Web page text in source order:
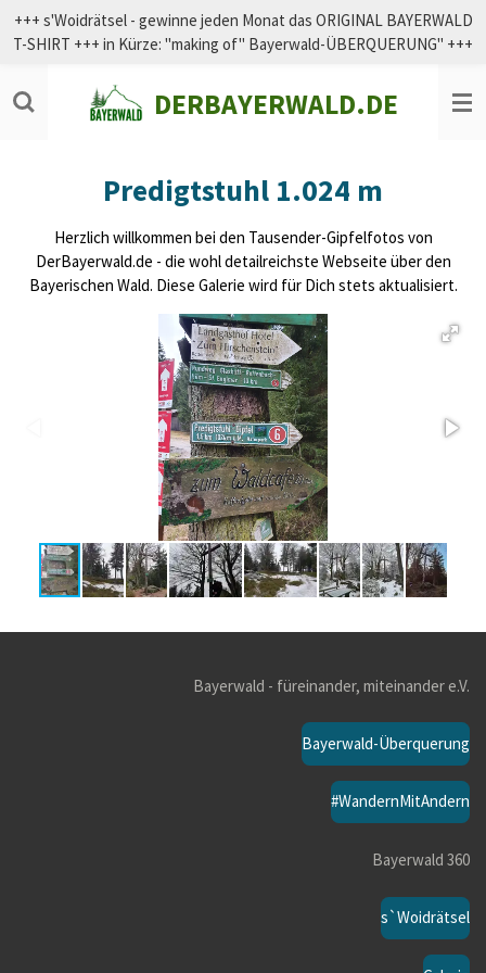
Zum
Hauptinhalt
DERBAYERWALD.DE
+++ s'Woidrätsel - gewinne jeden Monat das ORIGINAL BAYERWALD
T-SHIRT +++ in Kürze: "making of" Bayerwald-ÜBERQUERUNG" +++
Predigtstuhl 1.024 m
Herzlich willkommen bei den Tausender-Gipfelfotos von
DerBayerwald.de - die wohl detailreichste Webseite über den
Bayerischen Wald. Diese Galerie wird für Dich stets aktualisiert.
Bayerwald - füreinander, miteinander e.V.
Bayerwald-Überquerung
#WandernMitAndern
Bayerwald 360
s`Woidrätsel